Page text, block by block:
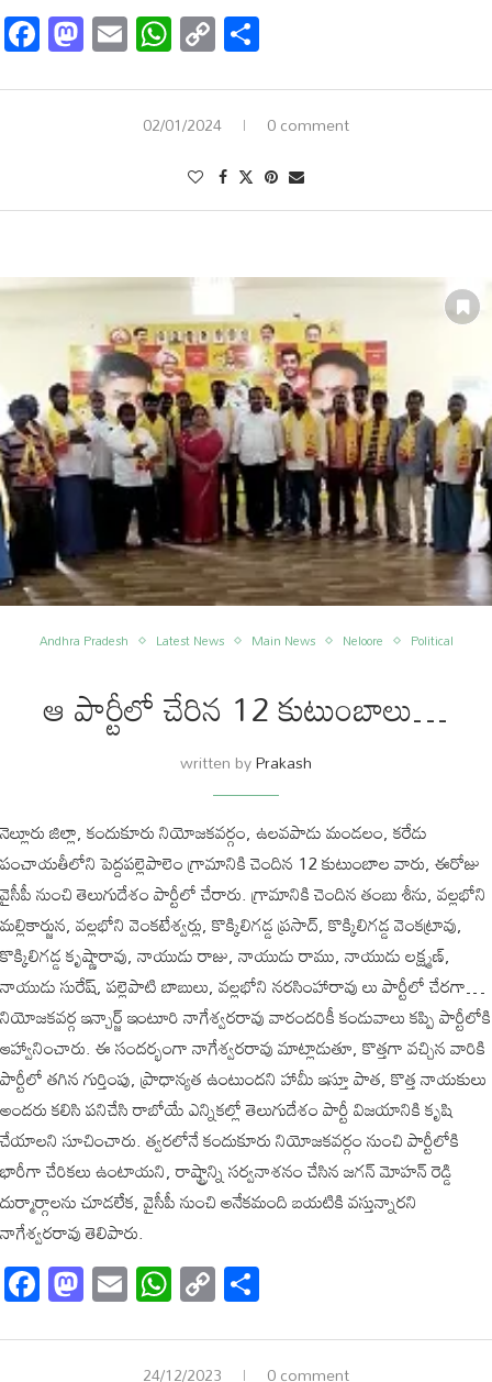
Facebook
Mastodon
EmailWhatsApp
Copy
Link
02/01/2024 0 comment
Andhra Pradesh Latest News Main News Neloore Political
ఆ పార్టీలో చేరిన 12 కుటుంబాలు…
written byPrakash
నెల్లూరు జిల్లా, కందుకూరు నియోజకవర్గం, ఉలవపాడు మండలం, కరేడు
పంచాయతీలోని పెద్దపల్లెపాలెం గ్రామానికి చెందిన 12 కుటుంబాల వారు, ఈరోజు
వైసీపీ నుంచి తెలుగుదేశం పార్టీలో చేరారు. గ్రామానికి చెందిన తంబు శీను, వల్లభోని
మల్లికార్జున, వల్లభోని వెంకటేశ్వర్లు, కొక్కిలిగడ్డ ప్రసాద్, కొక్కిలిగడ్డ వెంకట్రావు,
కొక్కిలిగడ్డ కృష్ణారావు, నాయుడు రాజు, నాయుడు రాము, నాయుడు లక్ష్మణ్,
నాయుడు సురేష్, పల్లెపాటి బాబులు, వల్లభోని నరసింహారావు లు పార్టీలో చేరగా…
నియోజకవర్గ ఇన్చార్జ్ ఇంటూరి నాగేశ్వరరావు వారందరికీ కండువాలు కప్పి పార్టీలోకి
ఆహ్వానించారు. ఈ సందర్భంగా నాగేశ్వరరావు మాట్లాడుతూ, కొత్తగా వచ్చిన వారికి
పార్టీలో తగిన గుర్తింపు, ప్రాధాన్యత ఉంటుందని హామీ ఇస్తూ పాత, కొత్త నాయకులు
అందరు కలిసి పనిచేసి రాబోయే ఎన్నికల్లో తెలుగుదేశం పార్టీ విజయానికి కృషి
చేయాలని సూచించారు. త్వరలోనే కందుకూరు నియోజకవర్గం నుంచి పార్టీలోకి
భారీగా చేరికలు ఉంటాయని, రాష్ట్రాన్ని సర్వనాశనం చేసిన జగన్ మోహన్ రెడ్డి
దుర్మార్గాలను చూడలేక, వైసీపీ నుంచి అనేకమంది బయటికి వస్తున్నారని
నాగేశ్వరరావు తెలిపారు.
Facebook
Mastodon
EmailWhatsApp
Copy
Link
24/12/2023 0 comment